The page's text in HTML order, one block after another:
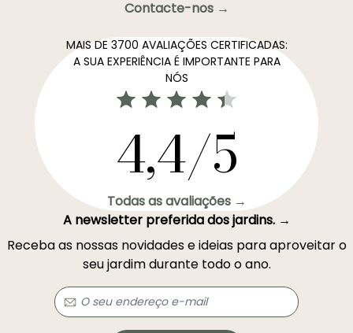
Contacte-nos →
MAIS DE 3700 AVALIAÇÕES CERTIFICADAS:
A SUA EXPERIÊNCIA É IMPORTANTE PARA
NÓS
4,4/5
Todas as avaliações →
A newsletter preferida dos jardins. →
Receba as nossas novidades e ideias para aproveitar o
seu jardim durante todo o ano.